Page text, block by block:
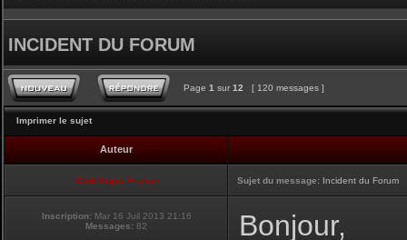
INCIDENT DU FORUM
Page 1 sur 12 [ 120 messages ]
Imprimer le sujet
Auteur
Club Supra France Sujet du message: Incident du Forum
Inscription: Mar 16 Juil 2013 21:16
Messages: 82 Bonjour,